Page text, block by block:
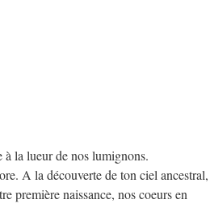
à la lueur de nos lumignons.
A la découverte de ton ciel ancestral,
première naissance, nos coeurs en